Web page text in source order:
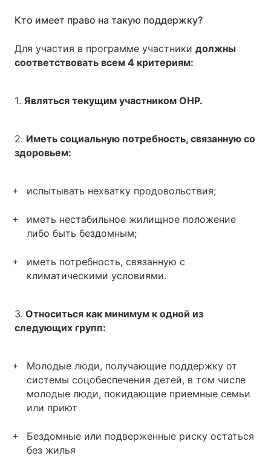
Кто имеет право на такую поддержку?
Для участия в программе участники должны
соответствовать всем 4 критериям:
1. Являться текущим участником OHP.
2. Иметь социальную потребность, связанную со
здоровьем:
испытывать нехватку продовольствия;
иметь нестабильное жилищное положение
либо быть бездомным;
иметь потребность, связанную с
климатическими условиями.
3. Относиться как минимум к одной из
следующих групп:
Молодые люди, получающие поддержку от
системы соцобеспечения детей, в том числе
молодые люди, покидающие приемные семьи
или приют
Бездомные или подверженные риску остаться
без жилья